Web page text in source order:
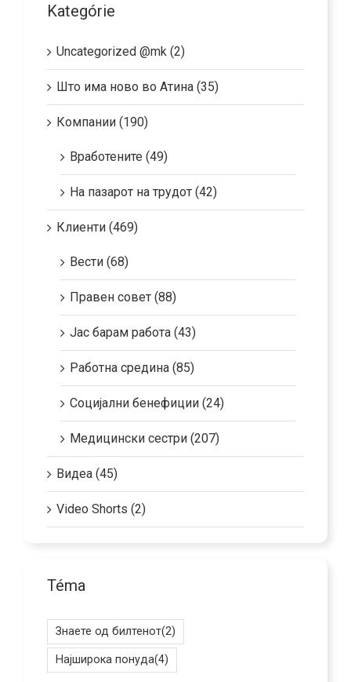
Kategórie
Uncategorized @mk (2)
Што има ново во Атина (35)
Компании (190)
Вработените (49)
На пазарот на трудот (42)
Клиенти (469)
Вести (68)
Правен совет (88)
Јас барам работа (43)
Работна средина (85)
Социјални бенефиции (24)
Медицински сестри (207)
Видеа (45)
Video Shorts (2)
Téma
Знаете од билтенот(2)
Најширока понуда(4)